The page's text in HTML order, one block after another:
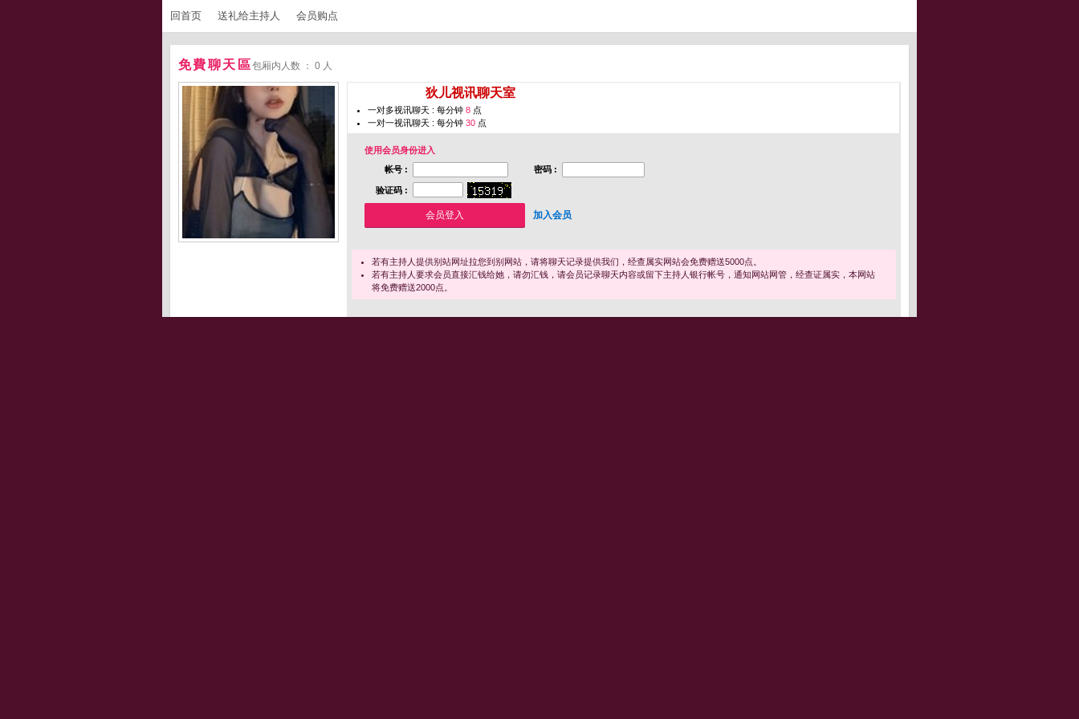
回首页 送礼给主持人 会员购点
免費聊天區包厢内人数 ： 0 人
狄儿视讯聊天室
一对多视讯聊天 : 每分钟 8 点
一对一视讯聊天 : 每分钟 30 点
使用会员身份进入
帐号 :
密码 :
验证码 :
加入会员
若有主持人提供别站网址拉您到别网站，请将聊天记录提供我们，经查属实网站会免费赠送5000点。
若有主持人要求会员直接汇钱给她，请勿汇钱，请会员记录聊天内容或留下主持人银行帐号，通知网站网管，经查证属实，本网站
将免费赠送2000点。